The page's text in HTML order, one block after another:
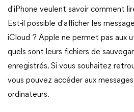
d'iPhone veulent savoir comment
Est-il possible d'afficher les
iCloud ? Apple ne permet pas aux
quels sont leurs fichiers de
enregistrés. Si vous souhaitez
vous pouvez accéder aux
ordinateurs.